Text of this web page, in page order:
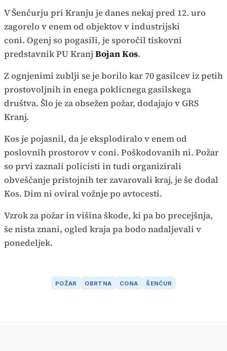
V Šenčurju pri Kranju je danes nekaj pred 12. uro
zagorelo v enem od objektov v industrijski
coni. Ogenj so pogasili, je sporočil tiskovni
predstavnik PU Kranj Bojan Kos.
Z ognjenimi zublji se je borilo kar 70 gasilcev iz petih
prostovoljnih in enega poklicnega gasilskega
društva. Šlo je za obsežen požar, dodajajo v GRS
Kranj.
Kos je pojasnil, da je eksplodiralo v enem od
poslovnih prostorov v coni. Poškodovanih ni. Požar
so prvi zaznali policisti in tudi organizirali
obveščanje pristojnih ter zavarovali kraj, je še dodal
Kos. Dim ni oviral vožnje po avtocesti.
Vzrok za požar in višina škode, ki pa bo precejšnja,
še nista znani, ogled kraja pa bodo nadaljevali v
ponedeljek.
POŽAR OBRTNA CONA ŠENČUR